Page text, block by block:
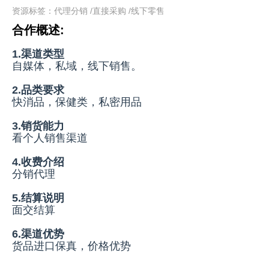
资源标签： 代理分销 /直接采购 /线下零售
合作概述:
1.渠道类型
自媒体，私域，线下销售。
2.品类要求
快消品，保健类，私密用品
3.销货能力
看个人销售渠道
4.收费介绍
分销代理
5.结算说明
面交结算
6.渠道优势
货品进口保真，价格优势